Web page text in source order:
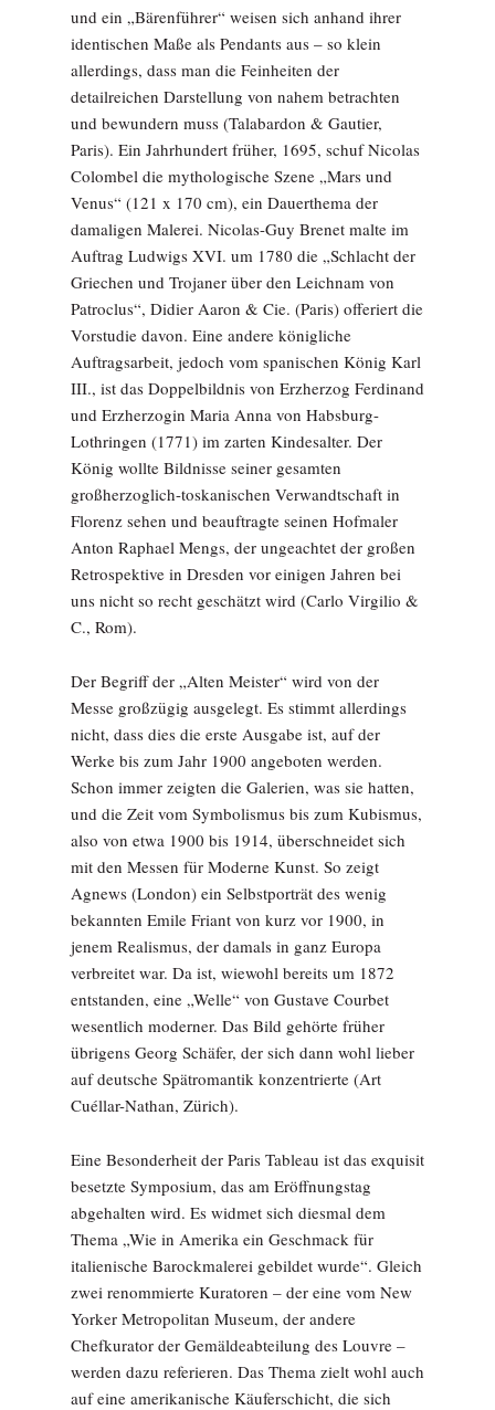
und ein „Bärenführer“ weisen sich anhand ihrer
identischen Maße als Pendants aus – so klein
allerdings, dass man die Feinheiten der
detailreichen Darstellung von nahem betrachten
und bewundern muss (Talabardon & Gautier,
Paris). Ein Jahrhundert früher, 1695, schuf Nicolas
Colombel die mythologische Szene „Mars und
Venus“ (121 x 170 cm), ein Dauerthema der
damaligen Malerei. Nicolas-Guy Brenet malte im
Auftrag Ludwigs XVI. um 1780 die „Schlacht der
Griechen und Trojaner über den Leichnam von
Patroclus“, Didier Aaron & Cie. (Paris) offeriert die
Vorstudie davon. Eine andere königliche
Auftragsarbeit, jedoch vom spanischen König Karl
III., ist das Doppelbildnis von Erzherzog Ferdinand
und Erzherzogin Maria Anna von Habsburg-
Lothringen (1771) im zarten Kindesalter. Der
König wollte Bildnisse seiner gesamten
großherzoglich-toskanischen Verwandtschaft in
Florenz sehen und beauftragte seinen Hofmaler
Anton Raphael Mengs, der ungeachtet der großen
Retrospektive in Dresden vor einigen Jahren bei
uns nicht so recht geschätzt wird (Carlo Virgilio &
C., Rom).
Der Begriff der „Alten Meister“ wird von der
Messe großzügig ausgelegt. Es stimmt allerdings
nicht, dass dies die erste Ausgabe ist, auf der
Werke bis zum Jahr 1900 angeboten werden.
Schon immer zeigten die Galerien, was sie hatten,
und die Zeit vom Symbolismus bis zum Kubismus,
also von etwa 1900 bis 1914, überschneidet sich
mit den Messen für Moderne Kunst. So zeigt
Agnews (London) ein Selbstporträt des wenig
bekannten Emile Friant von kurz vor 1900, in
jenem Realismus, der damals in ganz Europa
verbreitet war. Da ist, wiewohl bereits um 1872
entstanden, eine „Welle“ von Gustave Courbet
wesentlich moderner. Das Bild gehörte früher
übrigens Georg Schäfer, der sich dann wohl lieber
auf deutsche Spätromantik konzentrierte (Art
Cuéllar-Nathan, Zürich).
Eine Besonderheit der Paris Tableau ist das exquisit
besetzte Symposium, das am Eröffnungstag
abgehalten wird. Es widmet sich diesmal dem
Thema „Wie in Amerika ein Geschmack für
italienische Barockmalerei gebildet wurde“. Gleich
zwei renommierte Kuratoren – der eine vom New
Yorker Metropolitan Museum, der andere
Chefkurator der Gemäldeabteilung des Louvre –
werden dazu referieren. Das Thema zielt wohl auch
auf eine amerikanische Käuferschicht, die sich